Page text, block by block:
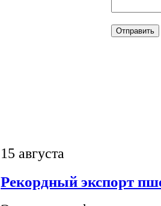
15 августа
Рекордный экспорт